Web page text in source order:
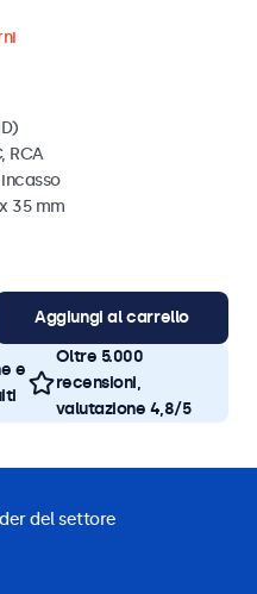
RCA
35 mm
Aggiungi al carrello
e
Oltre 5.000
recensioni,
valutazione 4,8/5
del settore